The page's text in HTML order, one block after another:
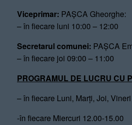
Viceprimar: PAȘCA Gheorghe:
– în fiecare luni 10:00 – 12:00
Secretarul comunei: PAȘCA
– în fiecare joi 09:00 – 11:00
PROGRAMUL DE LUCRU CU
– în fiecare Luni, Marți, Joi,
-în fiecare Miercuri 12.00-15.00